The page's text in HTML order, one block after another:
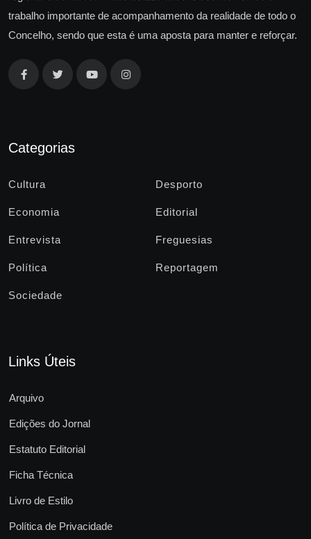
trabalho importante de acompanhamento da realidade de todo o
Concelho, sendo que esta é uma aposta para manter e reforçar.
Categorias
Cultura Desporto
Economia Editorial
Entrevista Freguesias
Política Reportagem
Sociedade
Links Úteis
Arquivo
Edições do Jornal
Estatuto Editorial
Ficha Técnica
Livro de Estilo
Política de Privacidade